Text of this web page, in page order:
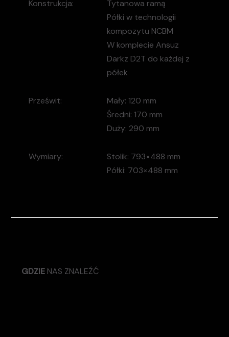
Konstrukcja:
Tytanowa ramą
Półki w technologii
kompozytu NCBM
W komplecie Ansuz
Darkz D2T do każdej z
półek
Prześwit: Mały: 120 mm
Średni: 170 mm
Duży: 290 mm
Wymiary:
Stolik: 793×488 mm
Półki: 703×488 mm
GDZIE NAS ZNALEŹĆ